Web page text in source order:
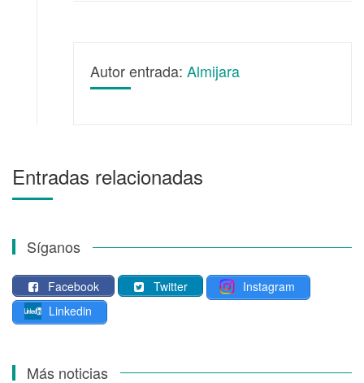
Autor entrada: Almijara
Entradas relacionadas
Síganos
Facebook Twitter
Instagram
Linkedin
Más noticias